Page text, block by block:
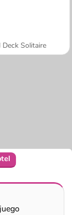
Solitaire